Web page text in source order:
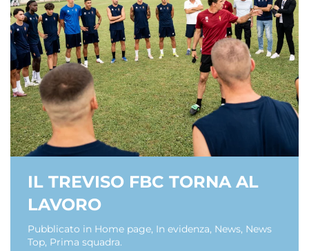
IL TREVISO FBC TORNA AL
LAVORO
Pubblicato in Home page, In evidenza, News, News
Top, Prima squadra.